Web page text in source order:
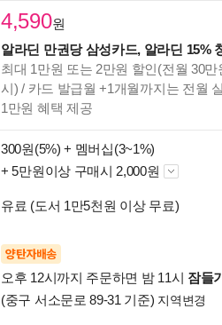
4,590원
알라딘 만권당 삼성카드, 알라딘 15%
최대 1만원 또는 2만원 할인(전월 30
시) / 카드 발급월 +1개월까지는 전월
1만원 혜택 제공
300원(5%) + 멤버십(3~1%)
+ 5만원이상 구매시 2,000원
유료 (도서 1만5천원 이상 무료)
양탄자배송
오후 12시까지 주문하면 밤 11시 잠들
(중구 서소문로 89-31 기준) 지역변경